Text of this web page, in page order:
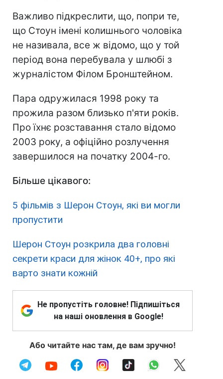
Важливо підкреслити, що, попри те,
що Стоун імені колишнього чоловіка
не називала, все ж відомо, що у той
період вона перебувала у шлюбі з
журналістом Філом Бронштейном.
Пара одружилася 1998 року та
прожила разом близько п'яти років.
Про їхнє розставання стало відомо
2003 року, а офіційно розлучення
завершилося на початку 2004-го.
Більше цікавого:
5 фільмів з Шерон Стоун, які ви могли
пропустити
Шерон Стоун розкрила два головні
секрети краси для жінок 40+, про які
варто знати кожній
Не пропустіть головне! Підпишіться
на наші оновлення в Google!
Або читайте нас там, де вам зручно!